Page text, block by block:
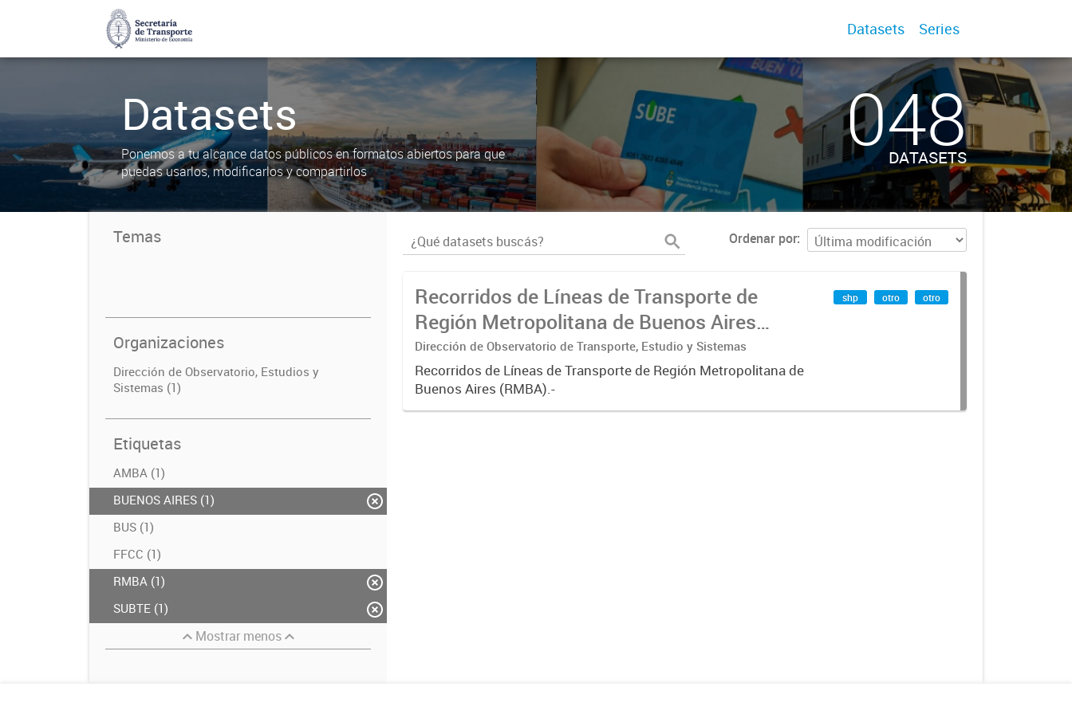
Datasets Series
Datasets
Ponemos a tu alcance datos públicos en formatos abiertos para que
puedas usarlos, modificarlos y compartirlos
048
DATASETS
Temas
Organizaciones
Dirección de Observatorio, Estudios y
Sistemas (1)
Etiquetas
AMBA (1)
BUENOS AIRES (1)
BUS (1)
FFCC (1)
RMBA (1)
SUBTE (1)
Mostrar menos
Ordenar por
Recorridos de Líneas de Transporte de
Región Metropolitana de Buenos Aires
(RMBA)
Dirección de Observatorio de Transporte, Estudio y Sistemas
Recorridos de Líneas de Transporte de Región Metropolitana de
Buenos Aires (RMBA).-
shp otro otro